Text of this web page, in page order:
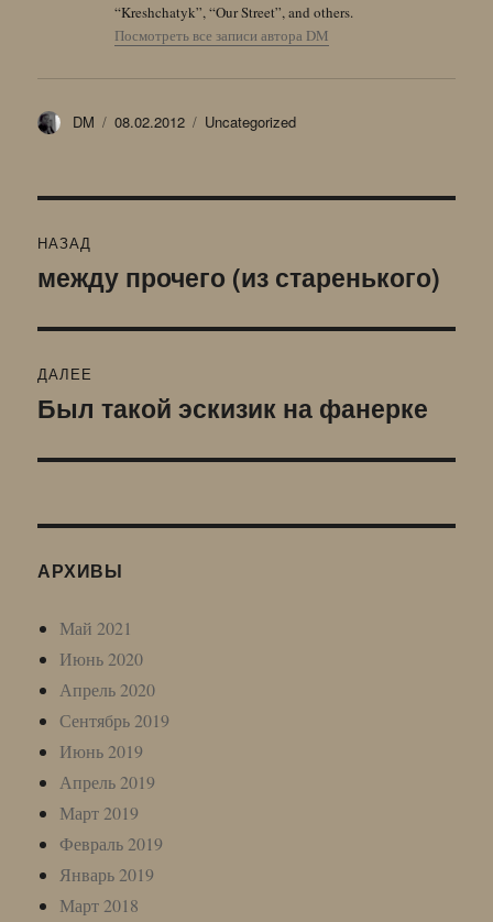
“Kreshchatyk”, “Our Street”, and others.
Посмотреть все записи автора DM
Автор
DM Опубликовано
08.02.2012 Рубрики
Uncategorized
по
НАЗАД
Предыдущая
между прочего (из старенького)
ДАЛЕЕ
Следующая
Был такой эскизик на фанерке
АРХИВЫ
Май 2021
Июнь 2020
Апрель 2020
Сентябрь 2019
Июнь 2019
Апрель 2019
Март 2019
Февраль 2019
Январь 2019
Март 2018